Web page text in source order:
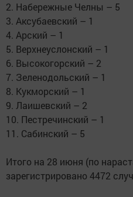
2. Набережные Челны – 5
3. Аксубаевский – 1
4. Арский – 1
5. Верхнеуслонский – 1
6. Высокогорский – 2
7. Зеленодольский – 1
8. Кукморский – 1
9. Лаишевский – 2
10. Пестречинский – 1
11. Сабинский – 5
Итого на 28 июня (по
зарегистрировано 4472